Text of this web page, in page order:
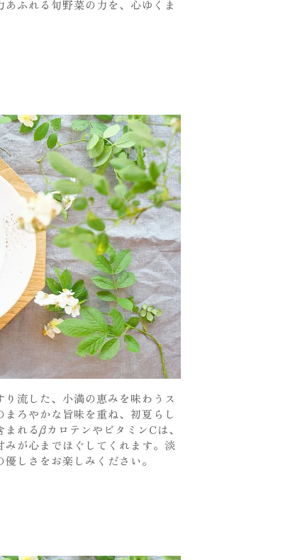
ふれる旬野菜の力を、心ゆくま
流した、小満の恵みを味わうス
ろやかな旨味を重ね、初夏らし
れるβカロテンやビタミンCは、
が心までほぐしてくれます。淡
しさをお楽しみください。